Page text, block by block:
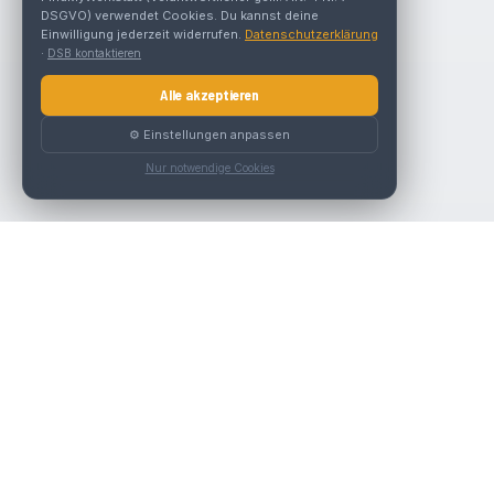
DSGVO) verwendet Cookies. Du kannst deine
Einwilligung jederzeit widerrufen. Datenschutzerklärung
· DSB kontaktieren
Alle akzeptieren
⚙️ Einstellungen anpassen
Nur notwendige Cookies